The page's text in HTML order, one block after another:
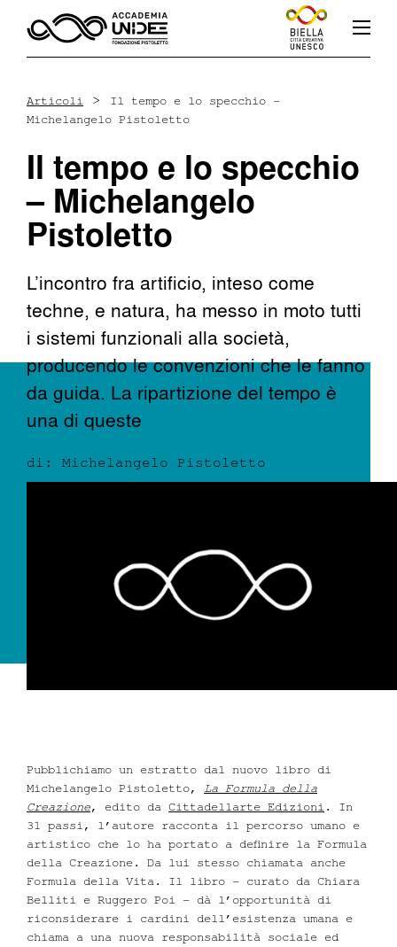
Corsi
Docenti
Dove siamo
Articoli >
Il tempo e lo specchio –
Michelangelo Pistoletto
Il tempo e lo specchio
– Michelangelo
Pistoletto
L’incontro fra artificio, inteso come
techne, e natura, ha messo in moto tutti
i sistemi funzionali alla società,
producendo le convenzioni che le fanno
da guida. La ripartizione del tempo è
una di queste
di: Michelangelo Pistoletto
Pubblichiamo un estratto dal nuovo libro di
Michelangelo Pistoletto, La Formula della
Creazione, edito da Cittadellarte Edizioni . In
31 passi, l’autore racconta il percorso umano e
artistico che lo ha portato a definire la Formula
della Creazione. Da lui stesso chiamata anche
Formula della Vita. Il libro – curato da Chiara
Belliti e Ruggero Poi – dà l’opportunità di
riconsiderare i cardini dell’esistenza umana e
chiama a una nuova responsabilità sociale ed